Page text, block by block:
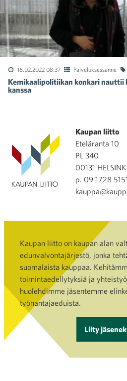
16.02.2022 08:37 Palveluksessanne
Kemikaalipolitiikan konkari
kanssa
Kaupan liitto
Eteläranta 10
PL 340
00131
p. 09 1728 5151
Kaupan liitto on kaupan alan
edunvalvontajärjestö, jonka
suomalaista kauppaa.
toimintaedellytyksiä ja
huolehdimme jäsentemme
työnantajaeduista.
Liity